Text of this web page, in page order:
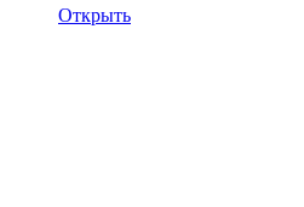
Открыть